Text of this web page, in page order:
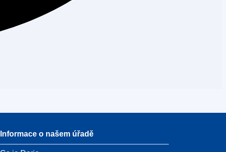
Informace o našem úřadě